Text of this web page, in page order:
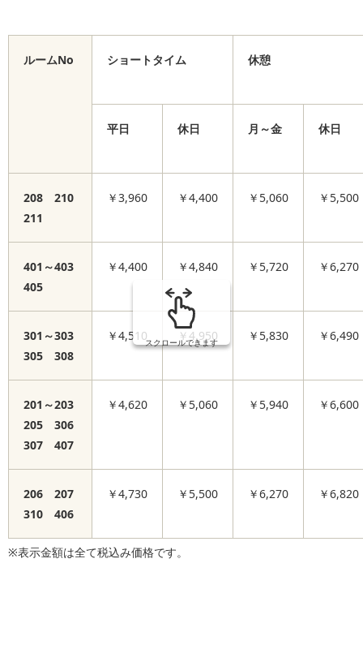
ルームNo ショートタイム 休憩
平日 休日 月～金 休日
208 210
211
￥3,960 ￥4,400 ￥5,060 ￥5,500
401～403
405
￥4,400 ￥4,840 ￥5,720 ￥6,270
301～303
305 308
￥4,510 ￥4,950 ￥5,830 ￥6,490
201～203
205 306
307 407
￥4,620 ￥5,060 ￥5,940 ￥6,600
206 207
310 406
￥4,730 ￥5,500 ￥6,270 ￥6,820
※表示金額は全て税込み価格です。
スクロールできます